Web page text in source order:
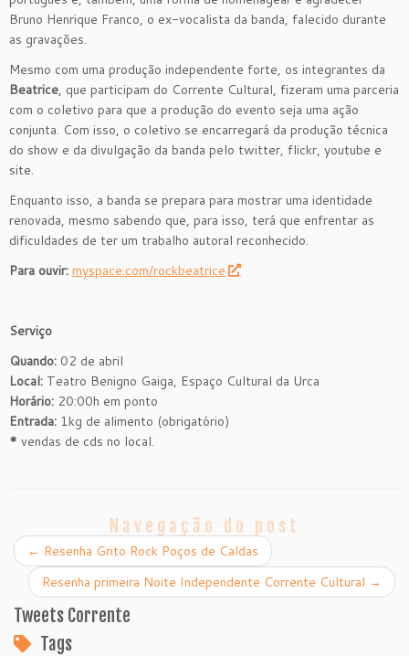
Bruno Henrique Franco, o ex-vocalista da banda, falecido durante
as gravações.
Mesmo com uma produção independente forte, os integrantes da
Beatrice, que participam do Corrente Cultural, fizeram uma parceria
com o coletivo para que a produção do evento seja uma ação
conjunta. Com isso, o coletivo se encarregará da produção técnica
do show e da divulgação da banda pelo twitter, flickr, youtube e
site.
Enquanto isso, a banda se prepara para mostrar uma identidade
renovada, mesmo sabendo que, para isso, terá que enfrentar as
dificuldades de ter um trabalho autoral reconhecido.
Para ouvir: myspace.com/rockbeatrice
Serviço
Quando: 02 de abril
Local: Teatro Benigno Gaiga, Espaço Cultural da Urca
Horário: 20:00h em ponto
Entrada: 1kg de alimento (obrigatório)
* vendas de cds no local.
Navegação do post
← Resenha Grito Rock Poços de Caldas
Resenha primeira Noite Independente Corrente Cultural →
Tweets Corrente
Tags